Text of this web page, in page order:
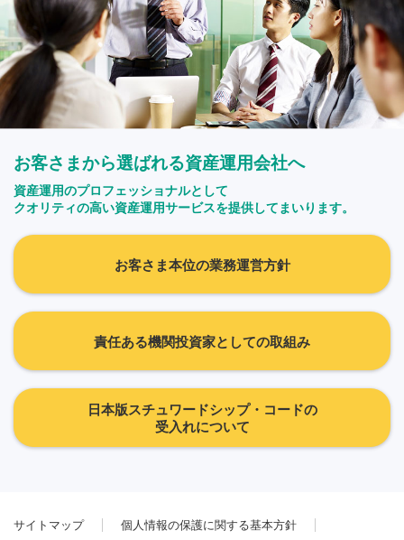
お客さまから選ばれる資産運用会社へ
資産運用のプロフェッショナルとして
クオリティの高い資産運用サービスを提供してまいります。
お客さま本位の業務運営方針
責任ある機関投資家としての取組み
日本版スチュワードシップ・コードの
受入れについて
サイトマップ
個人情報の保護に関する基本方針